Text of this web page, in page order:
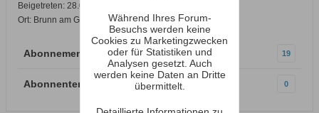
Beigetreten: 28.09.2003
Ort: Brunn am Gebirge, Nähe Wien
Abonnements 19
Abonnenten 0
Während Ihres Forum-
Besuchs werden keine
Cookies zu Marketingzwecken
oder für Statistiken und
Analysen gesetzt. Auch
werden keine Daten an Dritte
übermittelt.